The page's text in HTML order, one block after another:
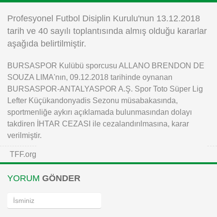
Instagram
Android
iOS
Profesyonel Futbol Disiplin Kurulu'nun 13.12.2018
tarih ve 40 sayılı toplantısında almış olduğu kararlar
aşağıda belirtilmiştir.
BURSASPOR Kulübü sporcusu ALLANO BRENDON DE
SOUZA LIMA'nın, 09.12.2018 tarihinde oynanan
BURSASPOR-ANTALYASPOR A.Ş. Spor Toto Süper Lig
Lefter Küçükandonyadis Sezonu müsabakasında,
sportmenliğe aykırı açıklamada bulunmasından dolayı
takdiren İHTAR CEZASI ile cezalandırılmasına, karar
verilmiştir.
TFF.org
YORUM GÖNDER